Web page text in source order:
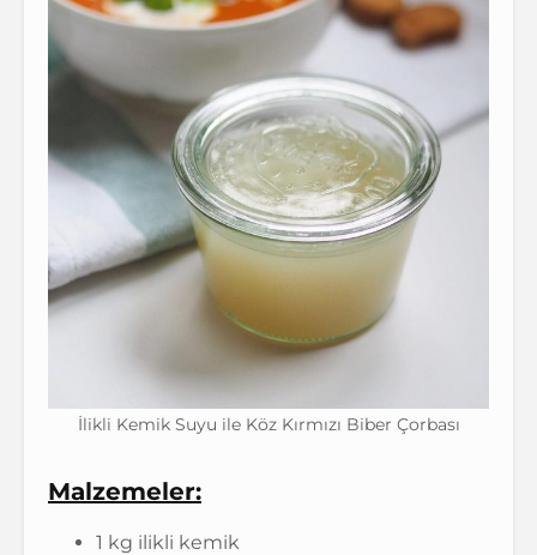
İlikli Kemik Suyu ile Köz Kırmızı Biber Çorbası
Malzemeler:
1 kg ilikli kemik